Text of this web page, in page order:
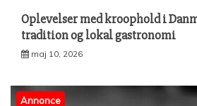
Oplevelser med kroophold i
tradition og lokal gastronomi
maj 10, 2026
Annonce